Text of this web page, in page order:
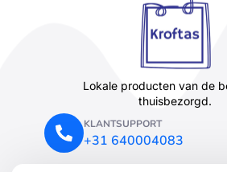
Lokale producten van de
thuisbezorgd.
KLANTSUPPORT
+31 640004083